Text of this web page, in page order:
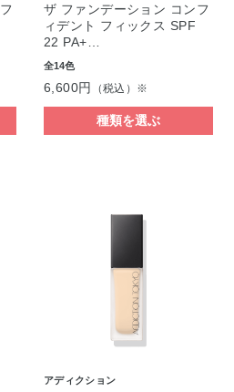
ザ ファンデーション コンフ
ィデント フィックス SPF
22 PA+…
全14色
6,600円 （税込）※
種類を選ぶ
アディクション